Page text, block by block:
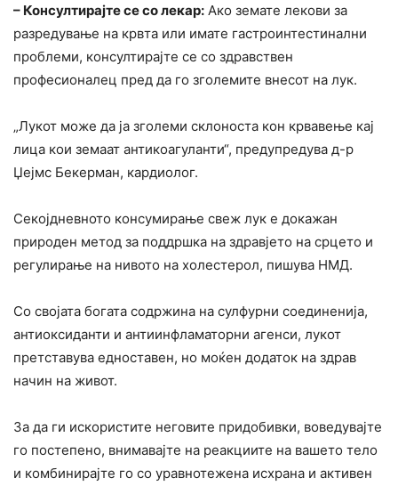
– Консултирајте се со лекар: Ако земате лекови за
разредување на крвта или имате гастроинтестинални
проблеми, консултирајте се со здравствен
професионалец пред да го зголемите внесот на лук.
„Лукот може да ја зголеми склоноста кон крвавење кај
лица кои земаат антикоагуланти“, предупредува д-р
Џејмс Бекерман, кардиолог.
Секојдневното консумирање свеж лук е докажан
природен метод за поддршка на здравјето на срцето и
регулирање на нивото на холестерол, пишува НМД.
Со својата богата содржина на сулфурни соединенија,
антиоксиданти и антиинфламаторни агенси, лукот
претставува едноставен, но моќен додаток на здрав
начин на живот.
За да ги искористите неговите придобивки, воведувајте
го постепено, внимавајте на реакциите на вашето тело
и комбинирајте го со уравнотежена исхрана и активен